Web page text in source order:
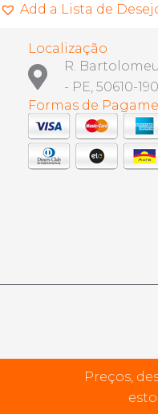
Add a Lista de
Localização
R.
- PE, 50610-190
Formas de
Preços,